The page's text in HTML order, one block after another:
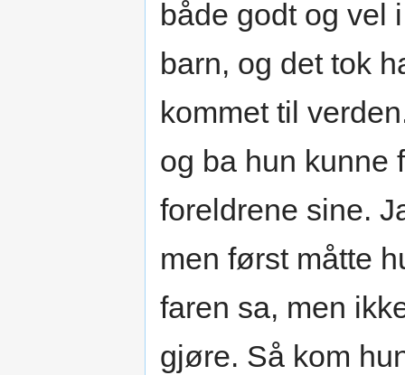
både godt og vel
barn, og det tok
kommet til
og ba hun kunne
foreldrene sine.
men først måtte
faren sa, men
gjøre. Så kom